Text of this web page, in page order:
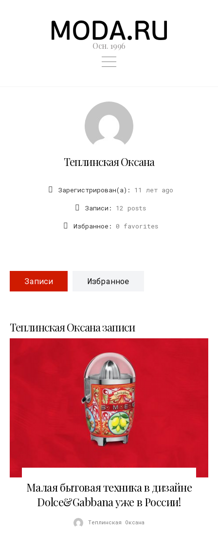
Осн. 1996
Теплинская Оксана
Зарегистрирован(а): 11 лет ago
Записи: 12 posts
Избранное: 0 favorites
Записи Избранное
Теплинская Оксана записи
Малая бытовая техника в дизайне
Dolce&Gabbana уже в России!
Теплинская Оксана